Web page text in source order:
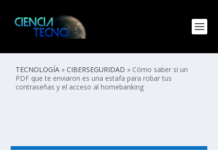
TECNOLOGÍA »CIBERSEGURIDAD » Cómo saber si un
PDF que te enviaron es una estafa para robar tus
contraseñas y el acceso al homebanking